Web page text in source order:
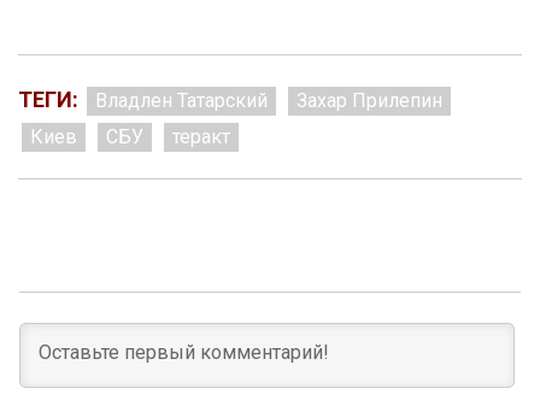
ТЕГИ: Владлен Татарский
Захар Прилепин
Киев
СБУ теракт